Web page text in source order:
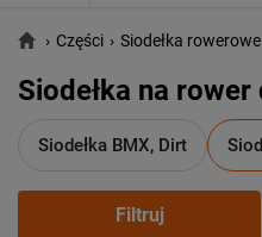
› Części › Siodełka rowerowe
Siodełka na
Siodełka BMX, Dirt